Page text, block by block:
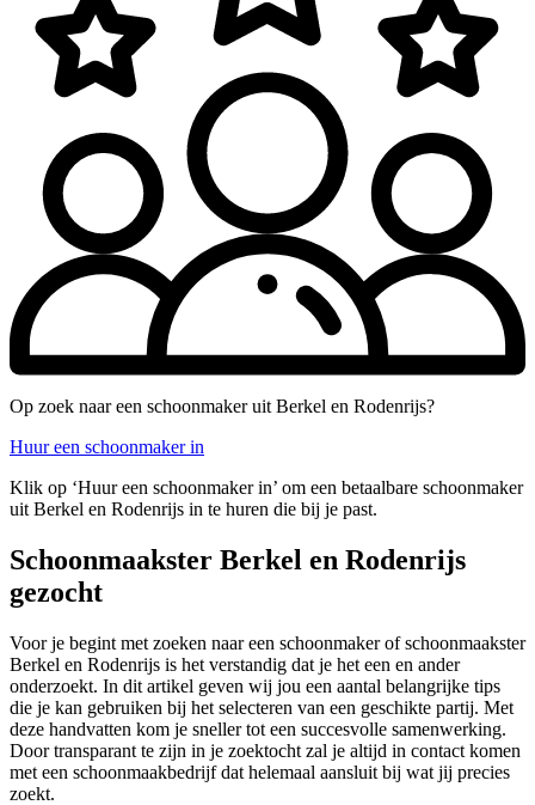
Op zoek naar een schoonmaker uit Berkel en Rodenrijs?
Huur een schoonmaker in
Klik op ‘Huur een schoonmaker in’ om een betaalbare schoonmaker
uit Berkel en Rodenrijs in te huren die bij je past.
Schoonmaakster Berkel en Rodenrijs
gezocht
Voor je begint met zoeken naar een schoonmaker of schoonmaakster
Berkel en Rodenrijs is het verstandig dat je het een en ander
onderzoekt. In dit artikel geven wij jou een aantal belangrijke tips
die je kan gebruiken bij het selecteren van een geschikte partij. Met
deze handvatten kom je sneller tot een succesvolle samenwerking.
Door transparant te zijn in je zoektocht zal je altijd in contact komen
met een schoonmaakbedrijf dat helemaal aansluit bij wat jij precies
zoekt.